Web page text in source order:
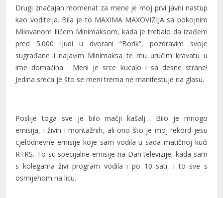
Drugi značajan momenat za mene je moj prvi javni nastup
kao voditelja. Bila je to MAXIMA MAXOVIZIJA sa pokojnim
Milovanom Ilićem Minimaksom, kada je trebalo da izađem
pred 5.000 ljudi u dvorani “Borik”, pozdravim svoje
sugrađane i najavim Minimaksa te mu uručim kravatu u
ime domaćina… Meni je srce kucalo i sa desne strane!
Jedina sreća je što se meni trema ne manifestuje na glasu.
Poslije toga sve je bilo mačji kašalj… Bilo je mnogo
emisija, i živih i montažnih, ali ono što je moj rekord jesu
cjelodnevne emisije koje sam vodila u sada matičnoj kući
RTRS. To su specijalne emisije na Dan televizije, kada sam
s kolegama živi program vodila i po 10 sati, i to sve s
osmijehom na licu.